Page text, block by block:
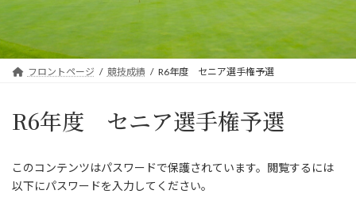
フロントページ 競技成績 R6年度 セニア選手権予選
R6年度 セニア選手権予選
このコンテンツはパスワードで保護されています。閲覧するには
以下にパスワードを入力してください。